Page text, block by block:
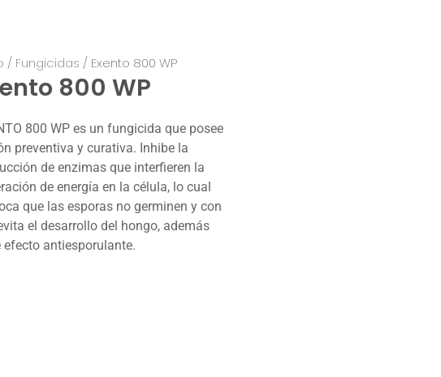
/ Fungicidas / Exento 800 WP
800 WP
800 WP es un fungicida que posee
preventiva y curativa. Inhibe la
de enzimas que interfieren la
de energía en la célula, lo cual
que las esporas no germinen y con
el desarrollo del hongo, además
efecto antiesporulante.